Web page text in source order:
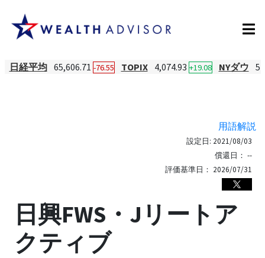
日経平均 65,606.71 -76.55 TOPIX 4,074.93 +19.08 NYダウ
用語解説
設定日: 2021/08/03
償還日： --
評価基準日： 2026/07/31
日興FWS・Jリートア
クティブ